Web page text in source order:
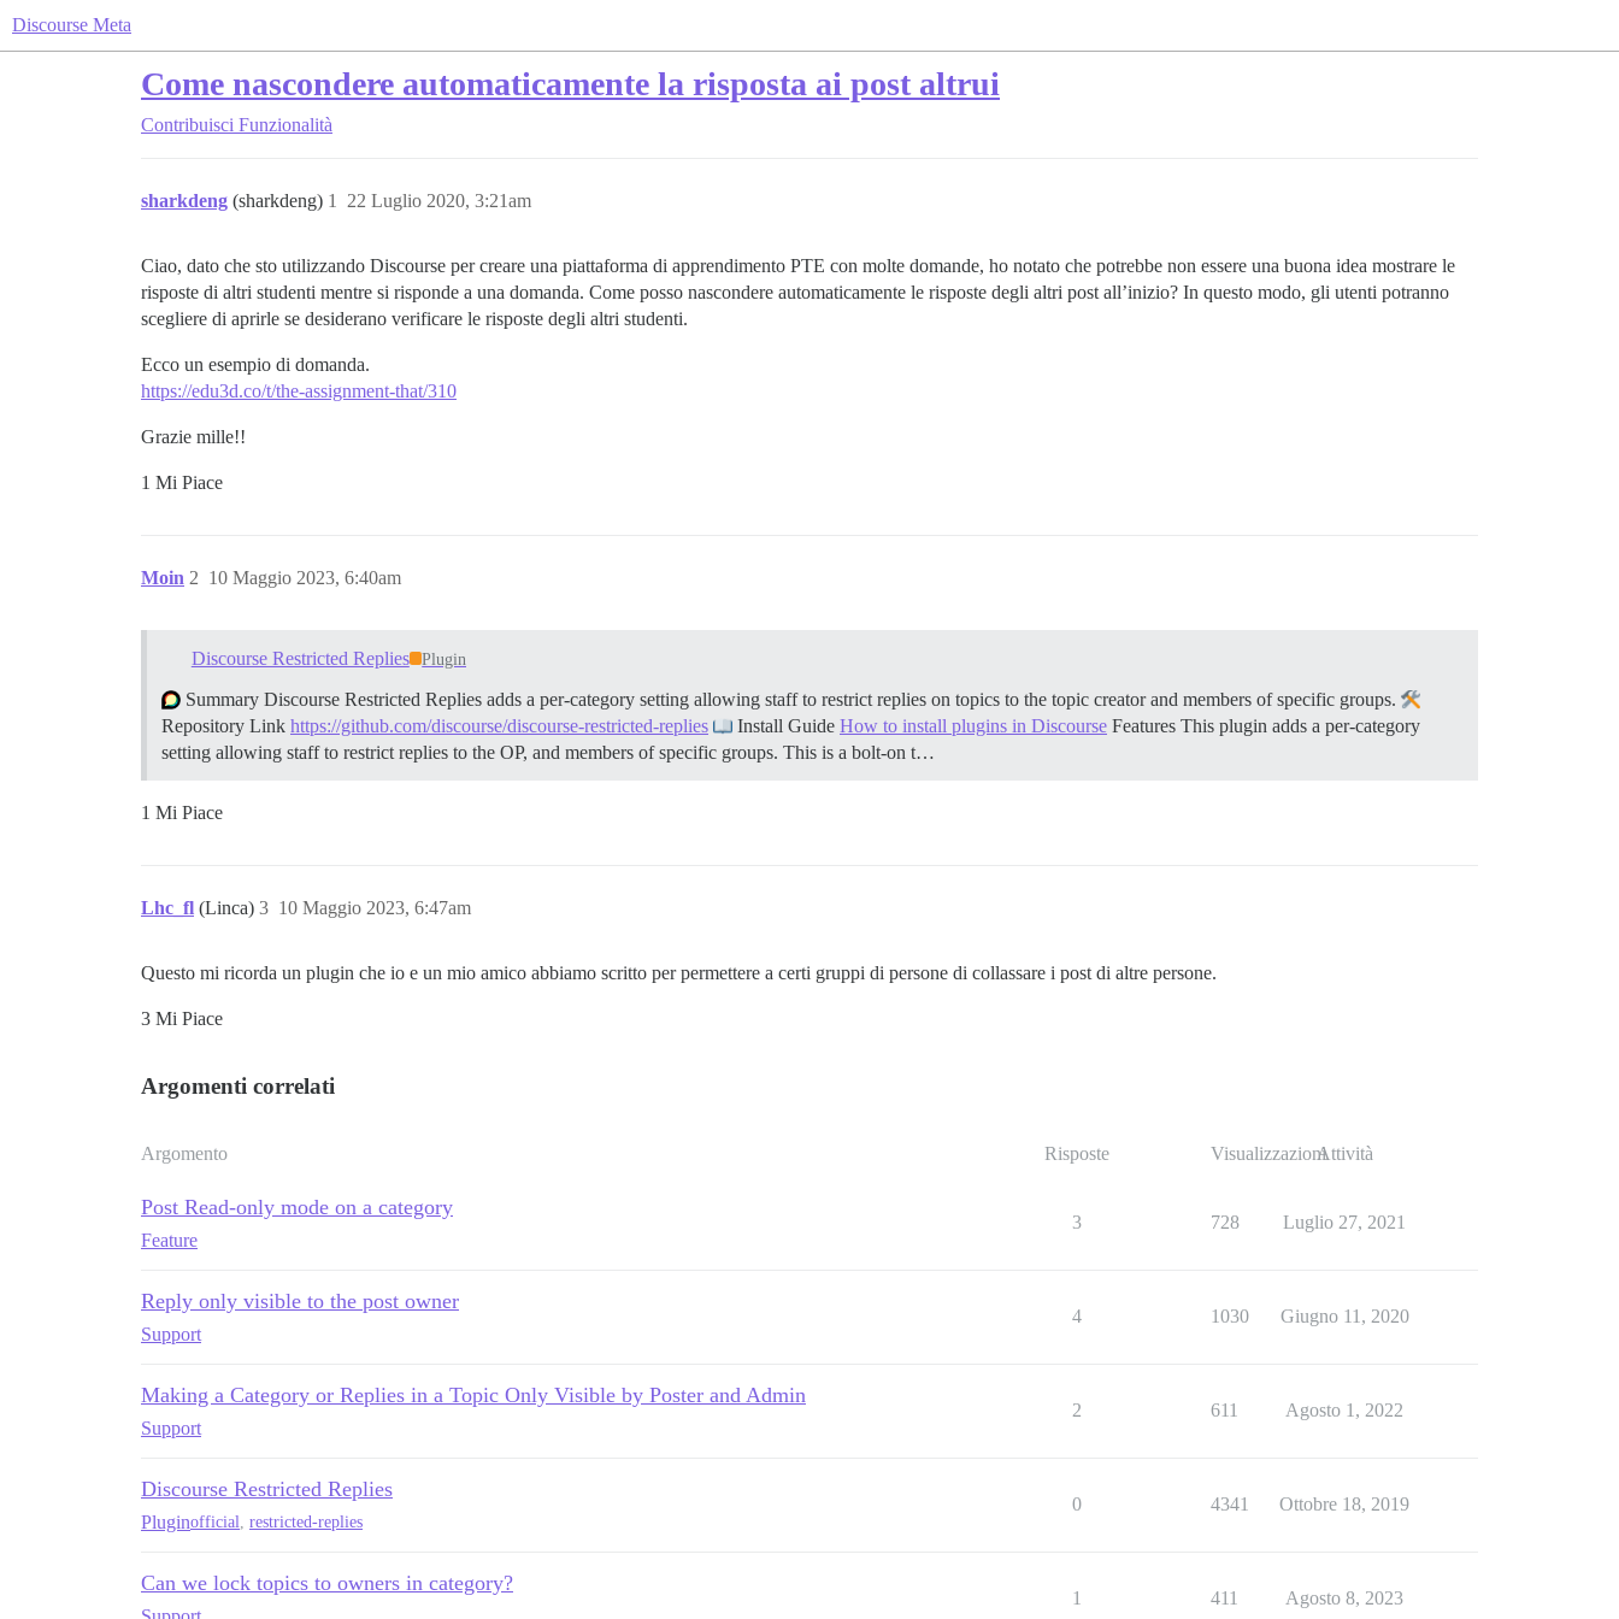
Discourse Meta
Come nascondere automaticamente la risposta ai post altrui
Contribuisci Funzionalità
sharkdeng (sharkdeng) 22 Luglio 2020, 3:21am
1
Ciao, dato che sto utilizzando Discourse per creare una piattaforma di apprendimento PTE con molte domande, ho notato che potrebbe non essere una buona idea mostrare le
risposte di altri studenti mentre si risponde a una domanda. Come posso nascondere automaticamente le risposte degli altri post all’inizio? In questo modo, gli utenti potranno
scegliere di aprirle se desiderano verificare le risposte degli altri studenti.
Ecco un esempio di domanda.
https://edu3d.co/t/the-assignment-that/310
Grazie mille!!
1 Mi Piace
Moin 10 Maggio 2023, 6:40am
2
Discourse Restricted Replies Plugin
Summary Discourse Restricted Replies adds a per-category setting allowing staff to restrict replies on topics to the topic creator and members of specific groups.
Repository Link https://github.com/discourse/discourse-restricted-replies Install Guide How to install plugins in Discourse Features This plugin adds a per-category
setting allowing staff to restrict replies to the OP, and members of specific groups. This is a bolt-on t…
1 Mi Piace
Lhc_fl (Linca) 10 Maggio 2023, 6:47am
3
Questo mi ricorda un plugin che io e un mio amico abbiamo scritto per permettere a certi gruppi di persone di collassare i post di altre persone.
3 Mi Piace
Argomenti correlati
Argomento Risposte VisualizzazioniAttività
Post Read-only mode on a category
Feature
3 728 Luglio 27, 2021
Reply only visible to the post owner
Support
4 1030 Giugno 11, 2020
Making a Category or Replies in a Topic Only Visible by Poster and Admin
Support
2 611 Agosto 1, 2022
Discourse Restricted Replies
Pluginofficial, restricted-replies
0 4341 Ottobre 18, 2019
Can we lock topics to owners in category?
1 411 Agosto 8, 2023